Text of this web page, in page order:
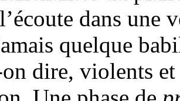
dans une
quelque
dire, violents